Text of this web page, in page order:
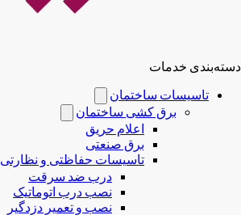
دسته‌بندی خدمات
تاسیسات ساختمان
برق کشی ساختمان
اعلام حریق
برق صنعتی
تاسیسات حفاظتی و نظارتی
درب ضد سرقت
نصب درب‌ اتوماتیک
نصب و تعمیر دزدگیر